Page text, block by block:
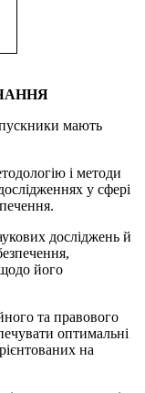
мають
і методи
у сфері
досліджень й
його
та правового
оптимальні
на